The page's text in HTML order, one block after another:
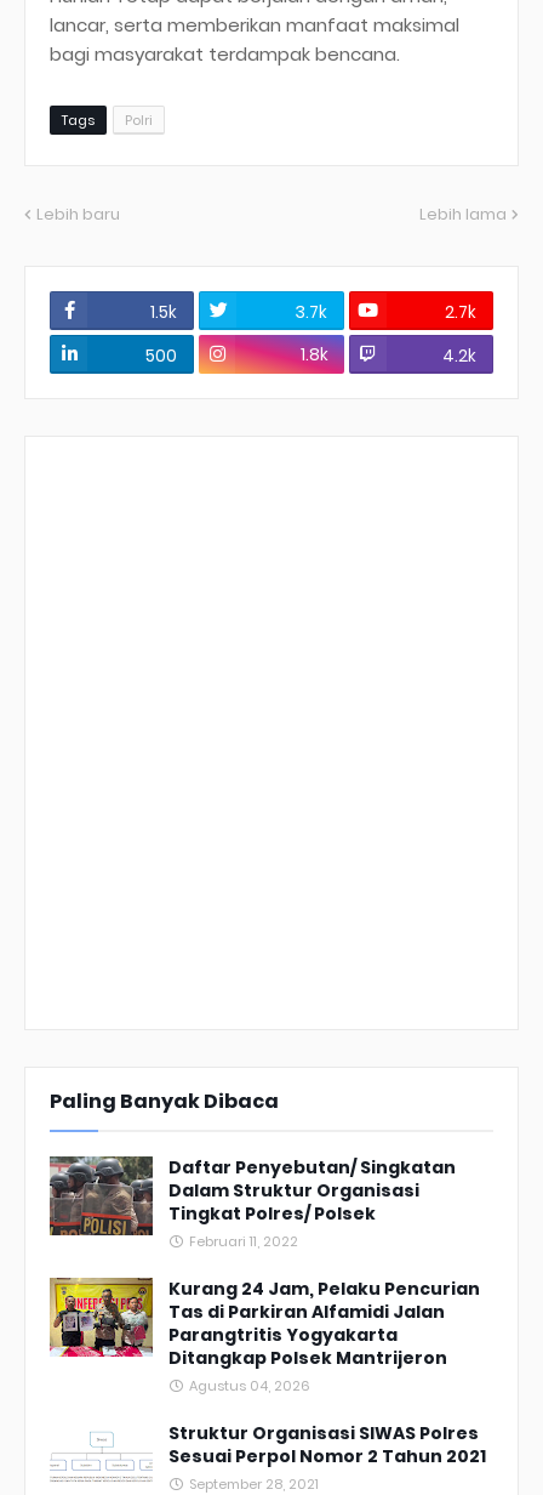
lancar, serta memberikan manfaat maksimal
bagi masyarakat terdampak bencana.
Tags Polri
Lebih baru Lebih lama
1.5k 3.7k
2.7k
500
1.8k 4.2k
Paling Banyak Dibaca
Daftar Penyebutan/ Singkatan
Dalam Struktur Organisasi
Tingkat Polres/ Polsek
Februari 11, 2022
Kurang 24 Jam, Pelaku Pencurian
Tas di Parkiran Alfamidi Jalan
Parangtritis Yogyakarta
Ditangkap Polsek Mantrijeron
Agustus 04, 2026
Struktur Organisasi SIWAS Polres
Sesuai Perpol Nomor 2 Tahun 2021
September 28, 2021